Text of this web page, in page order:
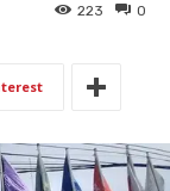
0
223